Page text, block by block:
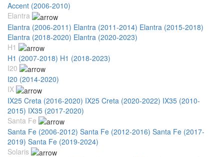
Accent (2006-2010)
Elantra
Elantra (2006-2011) Elantra (2011-2014) Elantra (2015-2018)
Elantra (2018-2020) Elantra (2020-2023)
H1
H1 (2007-2018) H1 (2018-2023)
I20
I20 (2014-2020)
IX
IX25 Creta (2016-2020) IX25 Creta (2020-2022) IX35 (2010-
2015) IX35 (2017-2020)
Santa Fe
Santa Fe (2006-2012) Santa Fe (2012-2016) Santa Fe (2017-
2019) Santa Fe (2019-2024)
Solaris